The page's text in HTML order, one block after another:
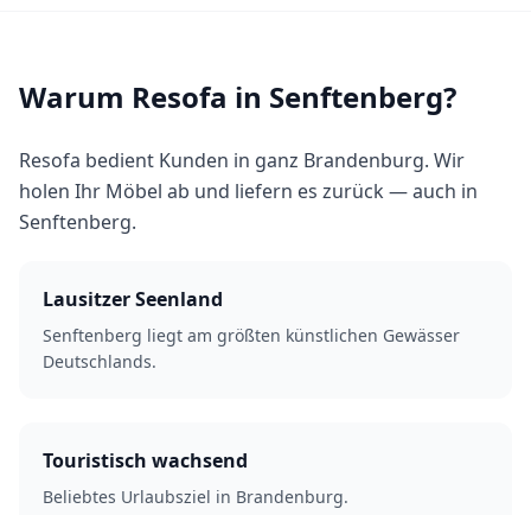
Warum Resofa in Senftenberg?
Resofa bedient Kunden in ganz Brandenburg. Wir
holen Ihr Möbel ab und liefern es zurück — auch in
Senftenberg.
Lausitzer Seenland
Senftenberg liegt am größten künstlichen Gewässer
Deutschlands.
Touristisch wachsend
Beliebtes Urlaubsziel in Brandenburg.